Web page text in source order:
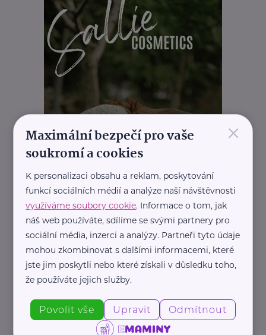
×
Maximální bezpečí pro vaše
soukromí a cookies
K personalizaci obsahu a reklam, poskytování
funkcí sociálních médií a analýze naší návštěvnosti
využíváme soubory cookie. Informace o tom, jak
náš web používáte, sdílíme se svými partnery pro
sociální média, inzerci a analýzy. Partneři tyto údaje
mohou zkombinovat s dalšími informacemi, které
jste jim poskytli nebo které získali v důsledku toho,
že používáte jejich služby.
Povolit vše Upravit Odmítnout